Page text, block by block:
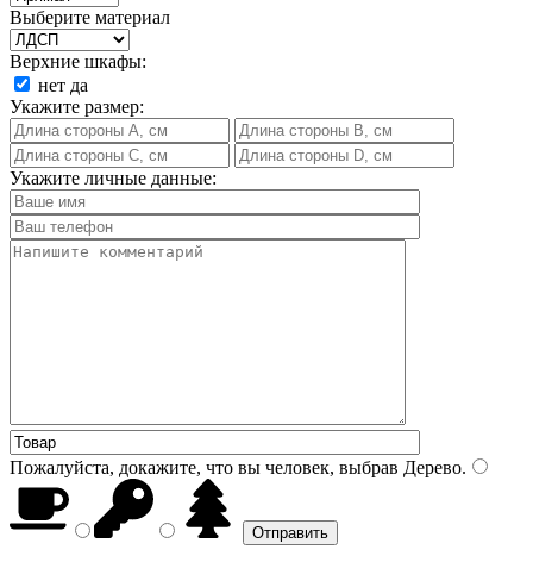
Выберите материал
Верхние шкафы:
нет да
Укажите размер:
Укажите личные данные:
Пожалуйста, докажите, что вы человек, выбрав Дерево.